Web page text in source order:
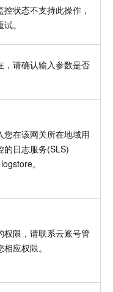
控状态不支持此操作，
。
，请确认输入参数是否
您在该网关所在地域用
的日志服务(SLS)
。
权限，请联系云账号管
应权限。